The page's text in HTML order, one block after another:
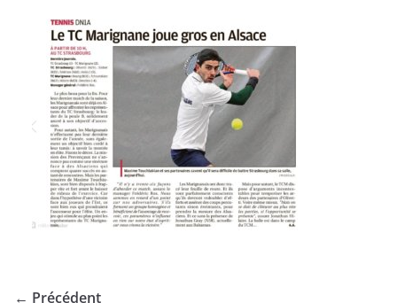
← Précédent